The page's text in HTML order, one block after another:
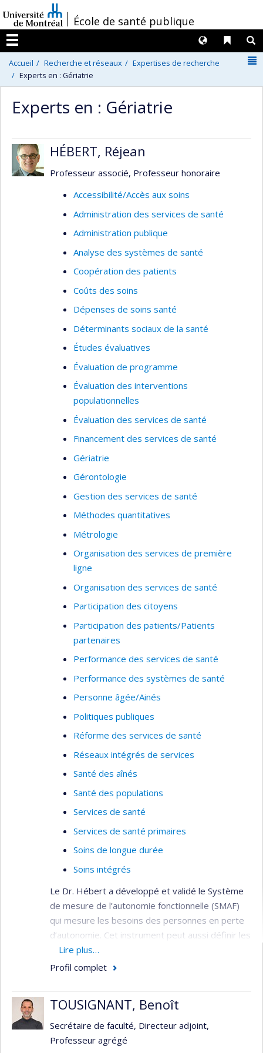
au
contenu
/École de santé publique
Menu
Liens
Langues
Accueil Recherche et réseaux
Expertises de recherche
Experts en : Gériatrie
Experts en : Gériatrie
HÉBERT, Réjean
Professeur associé, Professeur honoraire
Accessibilité/Accès aux soins
Administration des services de santé
Administration publique
Analyse des systèmes de santé
Coopération des patients
Coûts des soins
Dépenses de soins santé
Déterminants sociaux de la santé
Études évaluatives
Évaluation de programme
Évaluation des interventions
populationnelles
Évaluation des services de santé
Financement des services de santé
Gériatrie
Gérontologie
Gestion des services de santé
Méthodes quantitatives
Métrologie
Organisation des services de première
ligne
Organisation des services de santé
Participation des citoyens
Participation des patients/Patients
partenaires
Performance des services de santé
Performance des systèmes de santé
Personne âgée/Ainés
Politiques publiques
Réforme des services de santé
Réseaux intégrés de services
Santé des aînés
Santé des populations
Services de santé
Services de santé primaires
Soins de longue durée
Soins intégrés
Le Dr. Hébert a développé et validé le Système
de mesure de l’autonomie fonctionnelle (SMAF)
qui mesure les besoins des personnes en perte
d’autonomie. Cet instrument peut aussi définir les
ressources requises pour ces personnes dans le
cadre de la gestion du système sociosanitaire.
perte d’autonomie. Il s’intéresse aux coûts de la
perte d’autonomie et des services qu’elle met en
œuvre.
Lire plus…
Profil complet
TOUSIGNANT, Benoît
Secrétaire de faculté, Directeur adjoint,
Professeur agrégé